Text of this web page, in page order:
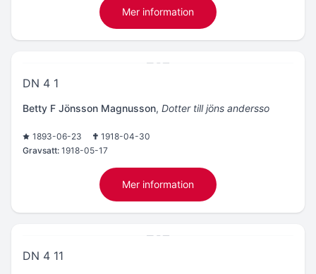
Mer information
DN 4 1
Betty F Jönsson Magnusson, Dotter till jöns andersso
1893-06-23
1918-04-30
Gravsatt: 1918-05-17
Mer information
DN 4 11